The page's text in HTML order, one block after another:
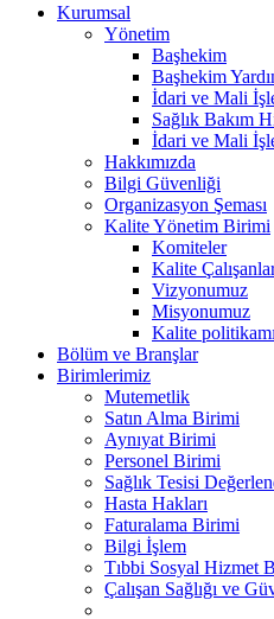
Kurumsal
Yönetim
Başhekim
Başhekim
İdari ve Mali
Sağlık Bakım
İdari ve Mali
Hakkımızda
Bilgi Güvenliği
Organizasyon Şeması
Kalite Yönetim Birimi
Komiteler
Kalite
Vizyonumuz
Misyonumuz
Kalite
Bölüm ve Branşlar
Birimlerimiz
Mutemetlik
Satın Alma Birimi
Aynıyat Birimi
Personel Birimi
Sağlık Tesisi
Hasta Hakları
Faturalama Birimi
Bilgi İşlem
Tıbbi Sosyal Hizmet
Çalışan Sağlığı ve